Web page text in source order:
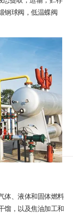
钢球阀，低温蝶阀
体、液体和固体燃料
馏，以及焦油加工和